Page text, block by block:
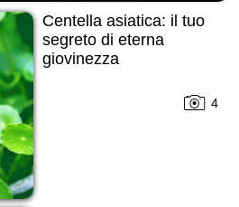
Centella asiatica: il tuo
segreto di eterna
giovinezza
4